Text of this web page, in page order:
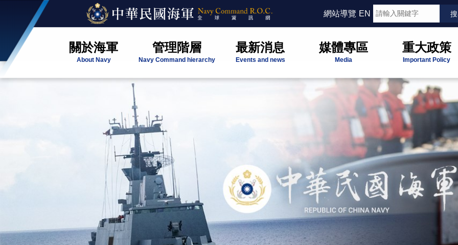
網站導覽 EN
關於海軍
About Navy
管理階層
Navy Command hierarchy
最新消息
Events and news
媒體專區
Media
重大政策
Important Policy